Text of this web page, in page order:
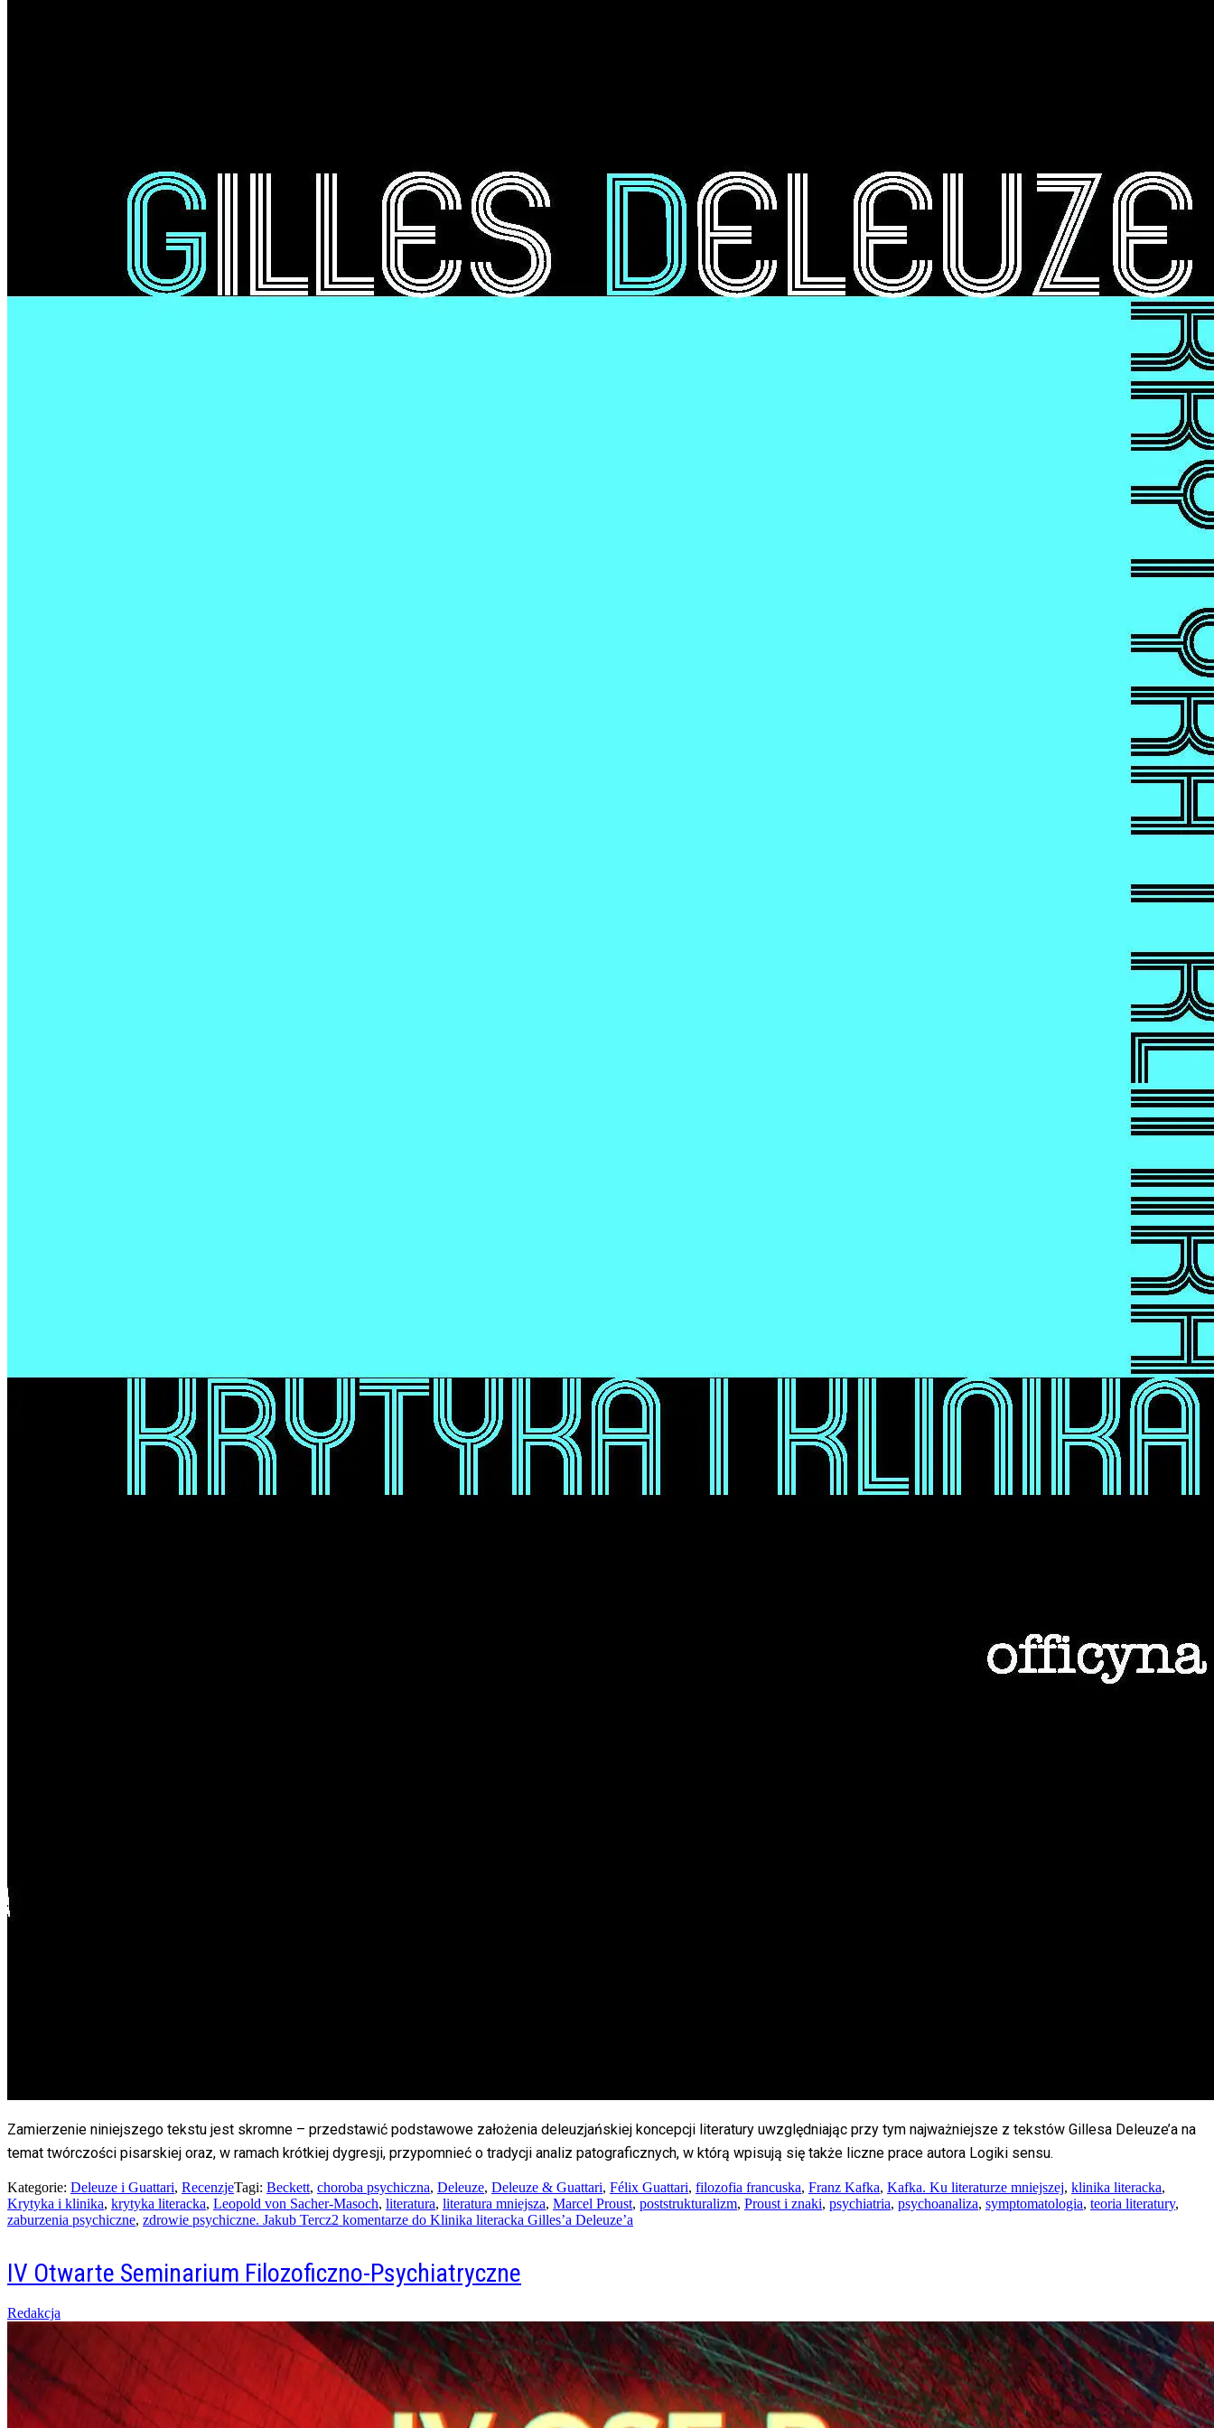
Zamierzenie niniejszego tekstu jest skromne – przedstawić podstawowe założenia deleuzjańskiej koncepcji literatury uwzględniając przy tym najważniejsze z tekstów Gillesa Deleuze’a na
temat twórczości pisarskiej oraz, w ramach krótkiej dygresji, przypomnieć o tradycji analiz patograficznych, w którą wpisują się także liczne prace autora Logiki sensu.
Kategorie: Deleuze i Guattari, RecenzjeTagi: Beckett, choroba psychiczna, Deleuze, Deleuze & Guattari, Félix Guattari, filozofia francuska, Franz Kafka, Kafka. Ku literaturze mniejszej, klinika literacka,
Krytyka i klinika, krytyka literacka, Leopold von Sacher-Masoch, literatura, literatura mniejsza, Marcel Proust, poststrukturalizm, Proust i znaki, psychiatria, psychoanaliza, symptomatologia, teoria literatury,
zaburzenia psychiczne, zdrowie psychiczne. Jakub Tercz2 komentarze do Klinika literacka Gilles’a Deleuze’a
IV Otwarte Seminarium Filozoficzno-Psychiatryczne
Posted
15/04/2016
Redakcja